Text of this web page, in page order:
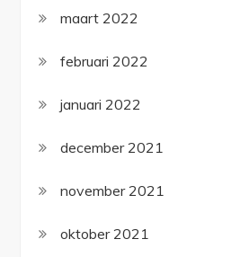
maart 2022
februari 2022
januari 2022
december 2021
november 2021
oktober 2021